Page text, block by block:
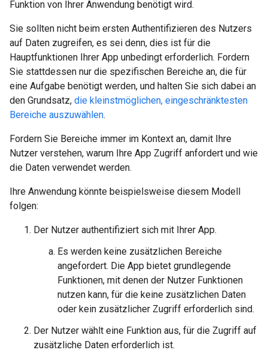
Funktion von Ihrer Anwendung benötigt wird.
Sie sollten nicht beim ersten Authentifizieren des Nutzers
auf Daten zugreifen, es sei denn, dies ist für die
Hauptfunktionen Ihrer App unbedingt erforderlich. Fordern
Sie stattdessen nur die spezifischen Bereiche an, die für
eine Aufgabe benötigt werden, und halten Sie sich dabei an
den Grundsatz, die kleinstmöglichen, eingeschränktesten
Bereiche auszuwählen.
Fordern Sie Bereiche immer im Kontext an, damit Ihre
Nutzer verstehen, warum Ihre App Zugriff anfordert und wie
die Daten verwendet werden.
Ihre Anwendung könnte beispielsweise diesem Modell
folgen:
Der Nutzer authentifiziert sich mit Ihrer App.
Es werden keine zusätzlichen Bereiche
angefordert. Die App bietet grundlegende
Funktionen, mit denen der Nutzer Funktionen
nutzen kann, für die keine zusätzlichen Daten
oder kein zusätzlicher Zugriff erforderlich sind.
Der Nutzer wählt eine Funktion aus, für die Zugriff auf
zusätzliche Daten erforderlich ist.